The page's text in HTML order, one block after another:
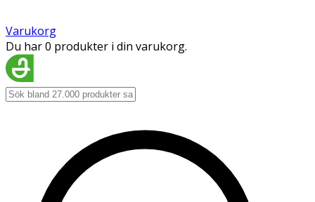
Varukorg
Du har 0 produkter i din varukorg.